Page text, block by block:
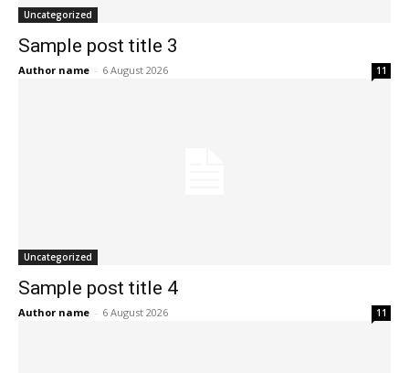
Uncategorized
Sample post title 3
Author name - 6 August 2026 11
Uncategorized
Sample post title 4
Author name - 6 August 2026 11